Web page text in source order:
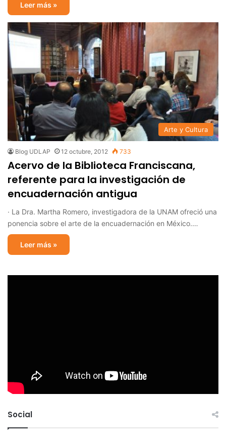
Leer más »
Arte y Cultura
Blog UDLAP 12 octubre, 2012 733
Acervo de la Biblioteca Franciscana,
referente para la investigación de
encuadernación antigua
· La Dra. Martha Romero, investigadora de la UNAM ofreció una
ponencia sobre el arte de la encuadernación en México.…
Leer más »
Social